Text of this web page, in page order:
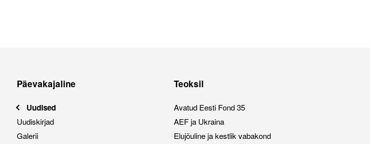
Päevakajaline
Uudised
Uudiskirjad
Galerii
Teoksil
Avatud Eesti Fond 35
AEF ja Ukraina
Elujõuline ja kestlik vabakond